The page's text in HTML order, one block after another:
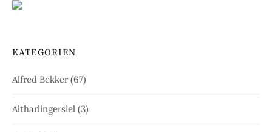
KATEGORIEN
Alfred Bekker(67)
Altharlingersiel (3)